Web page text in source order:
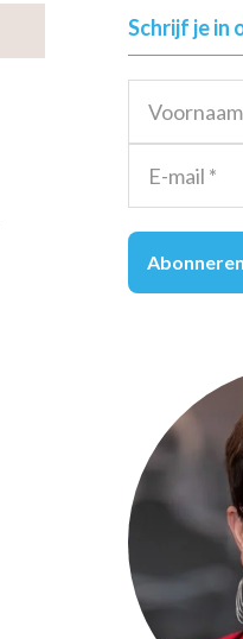
Primary
Sidebar
Schrijf je in